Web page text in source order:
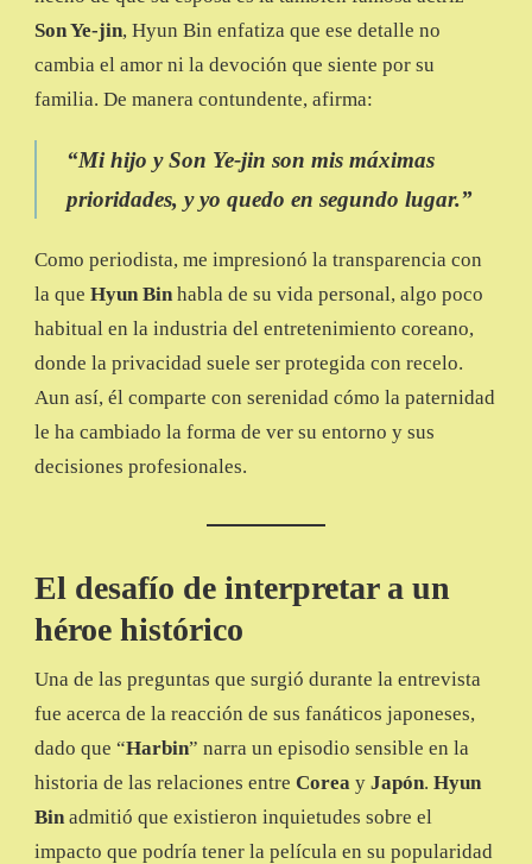
Son Ye-jin, Hyun Bin enfatiza que ese detalle no
cambia el amor ni la devoción que siente por su
familia. De manera contundente, afirma:
“Mi hijo y Son Ye-jin son mis máximas
prioridades, y yo quedo en segundo lugar.”
Como periodista, me impresionó la transparencia con
la que Hyun Bin habla de su vida personal, algo poco
habitual en la industria del entretenimiento coreano,
donde la privacidad suele ser protegida con recelo.
Aun así, él comparte con serenidad cómo la paternidad
le ha cambiado la forma de ver su entorno y sus
decisiones profesionales.
El desafío de interpretar a un
héroe histórico
Una de las preguntas que surgió durante la entrevista
fue acerca de la reacción de sus fanáticos japoneses,
dado que “Harbin” narra un episodio sensible en la
historia de las relaciones entre Corea y Japón. Hyun
Bin admitió que existieron inquietudes sobre el
impacto que podría tener la película en su popularidad